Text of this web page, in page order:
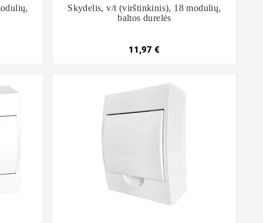
Skydelis, v/t (virštinkinis), 18 modulių,
baltos durelės
11,97 €